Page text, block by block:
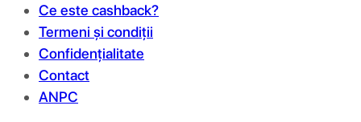
Ce este cashback?
Termeni și condiții
Confidențialitate
Contact
ANPC